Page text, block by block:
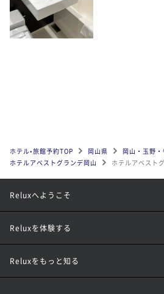
ホテル•旅館予約TOP 岡山県
岡山・玉野
ホテルアベストグランデ岡山
ホテルアベスト
Reluxへようこそ
Reluxを体験する
Reluxをもっと知る